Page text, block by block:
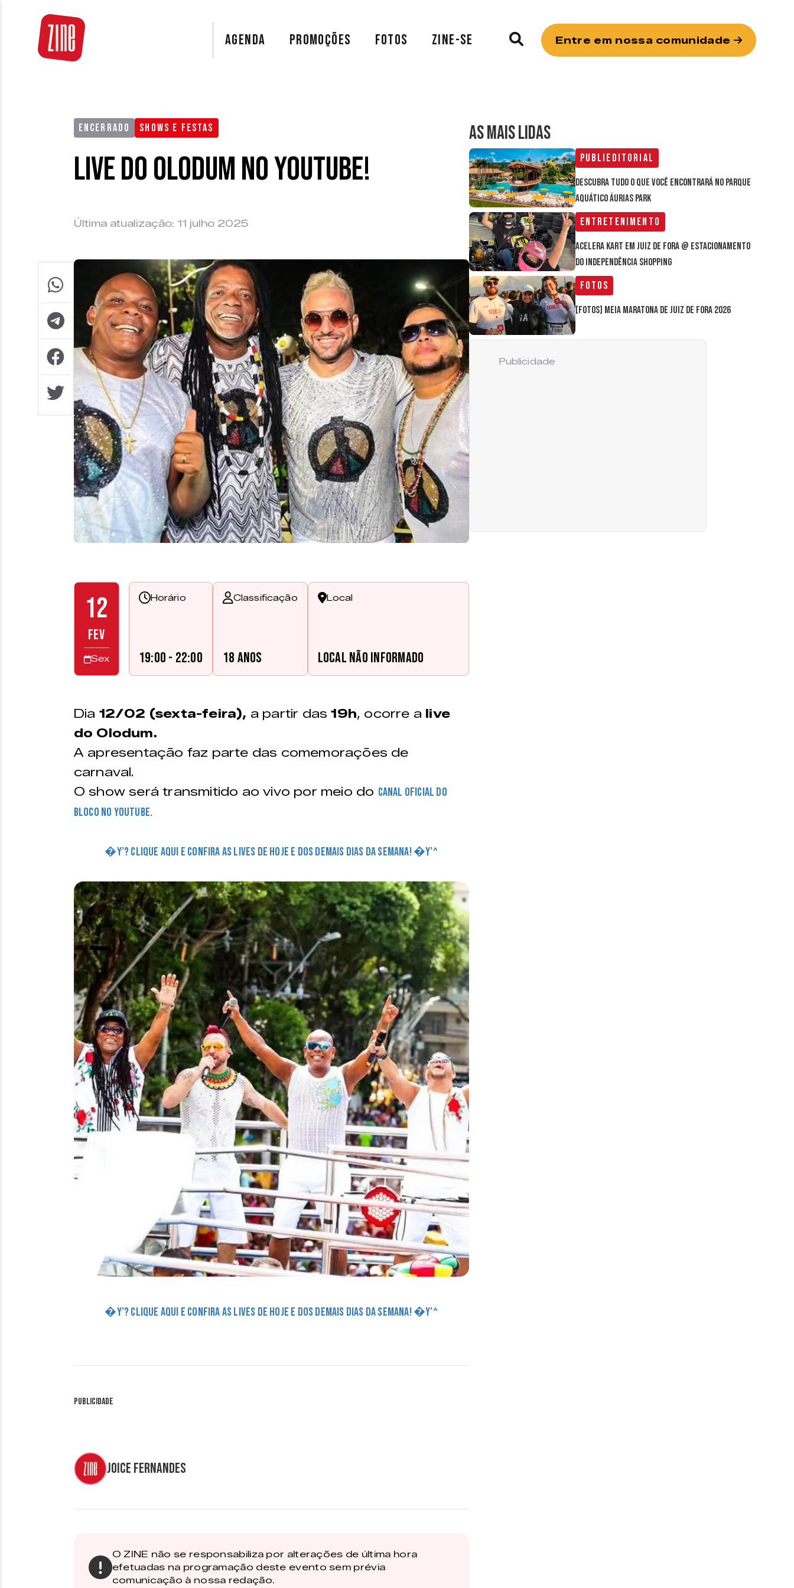
AGENDA PROMOÇÕES FOTOS ZINE-SE Entre em nossa comunidade
ENCERRADO SHOWS E FESTAS
Live do Olodum no Youtube!
Última atualização: 11 julho 2025
12
FEV
Sex
Horário
19:00 - 22:00
Classificação
18 anos
Local
Local não informado
Dia 12/02 (sexta-feira), a partir das 19h, ocorre a live
do Olodum.
A apresentação faz parte das comemorações de
carnaval.
O show será transmitido ao vivo por meio do canal oficial do
bloco no Youtube.
�Y’? CLIQUE AQUI E CONFIRA AS LIVES DE HOJE E DOS DEMAIS DIAS DA SEMANA! �Y’^
�Y’? CLIQUE AQUI E CONFIRA AS LIVES DE HOJE E DOS DEMAIS DIAS DA SEMANA! �Y’^
Publicidade
Joice Fernandes
O ZINE não se responsabiliza por alterações de última hora
efetuadas na programação deste evento sem prévia
comunicação à nossa redação.
AS MAIS LIDAS
Publieditorial
Descubra tudo o que você encontrará no parque
aquático Áurias Park
Entretenimento
Acelera Kart em Juiz de Fora @ estacionamento
do Independência Shopping
Fotos
[FOTOS] Meia Maratona de Juiz de Fora 2026
Publicidade